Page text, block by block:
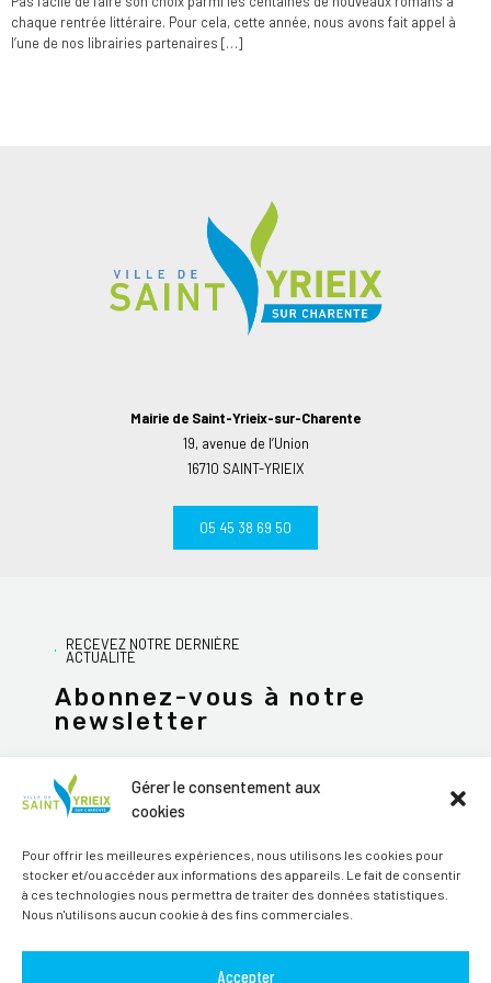
Gérer le consentement aux
cookies
Pour offrir les meilleures expériences, nous utilisons les cookies pour
stocker et/ou accéder aux informations des appareils. Le fait de consentir
à ces technologies nous permettra de traiter des données statistiques.
Nous n'utilisons aucun cookie à des fins commerciales.
Accepter
chaque rentrée littéraire. Pour cela, cette année, nous avons fait appel à
l’une de nos librairies partenaires […]
Mairie de Saint-Yrieix-sur-Charente
19, avenue de l’Union
16710 SAINT-YRIEIX
05 45 38 69 50
RECEVEZ NOTRE DERNIÈRE
ACTUALITÉ
Abonnez-vous à notre
newsletter
JE M'ABONNE
Alternative: